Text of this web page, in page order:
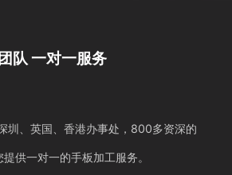
队 一对一服务
圳、英国、香港办事处，800多资深的
供一对一的手板加工服务。